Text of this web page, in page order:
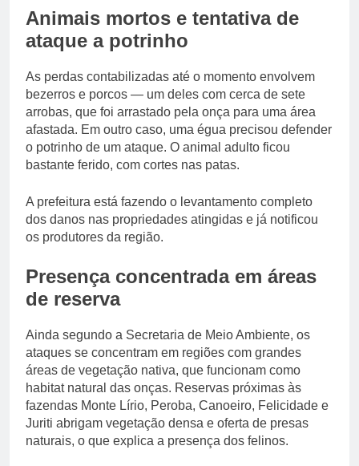
Animais mortos e tentativa de
ataque a potrinho
As perdas contabilizadas até o momento envolvem
bezerros e porcos — um deles com cerca de sete
arrobas, que foi arrastado pela onça para uma área
afastada. Em outro caso, uma égua precisou defender
o potrinho de um ataque. O animal adulto ficou
bastante ferido, com cortes nas patas.
A prefeitura está fazendo o levantamento completo
dos danos nas propriedades atingidas e já notificou
os produtores da região.
Presença concentrada em áreas
de reserva
Ainda segundo a Secretaria de Meio Ambiente, os
ataques se concentram em regiões com grandes
áreas de vegetação nativa, que funcionam como
habitat natural das onças. Reservas próximas às
fazendas Monte Lírio, Peroba, Canoeiro, Felicidade e
Juriti abrigam vegetação densa e oferta de presas
naturais, o que explica a presença dos felinos.